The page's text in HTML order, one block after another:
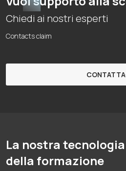
Chiedi ai nostri esperti
Contacts claim
La nostra
della formazione